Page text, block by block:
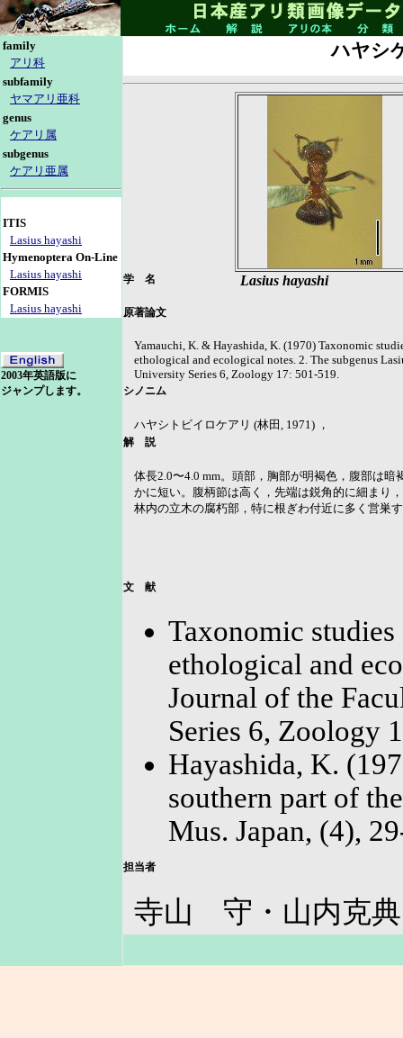
family
アリ科
subfamily
ヤマアリ亜科
genus
ケアリ属
subgenus
ケアリ亜属
ITIS
Lasius hayashi
Hymenoptera On-Line
Lasius hayashi
FORMIS
Lasius hayashi
2003年英語版に
ジャンプします。
ハヤシ
学 名 Lasius hayashi
原著論文
Yamauchi, K. & Hayashida, K. (1970) Taxonomic
ethological and ecological notes. 2. The subgenus
University Series 6, Zoology 17: 501-519.
シノニム
ハヤシトビイロケアリ (林田, 1971) ，
解 説
体長2.0〜4.0 mm。頭部，胸部が明褐色，腹部は
かに短い。腹柄節は高く，先端は鋭角的に細まり
林内の立木の腐朽部，特に根ぎわ付近に多く営
文 献
Taxonomic
ethological and
Journal of the
Series 6, Zoology
Hayashida, K.
southern part of
Mus. Japan, (4),
担当者
寺山 守・山内克典